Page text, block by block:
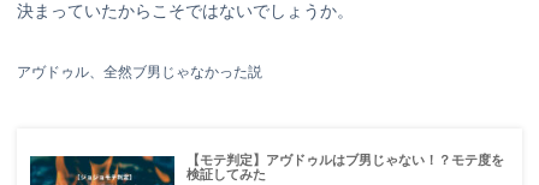
決まっていたからこそではないでしょうか。
アヴドゥル、全然ブ男じゃなかった説
【モテ判定】アヴドゥルはブ男じゃない！？モテ度を
検証してみた